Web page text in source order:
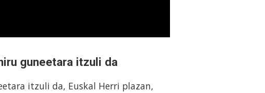
guneetara itzuli da
itzuli da, Euskal Herri plazan,